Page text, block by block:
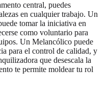
central, puedes
en cualquier trabajo. Un
tomar la iniciativa en
como voluntario para
Un Melancólico puede
para el control de calidad, y
que desescala la
te permite moldear tu rol